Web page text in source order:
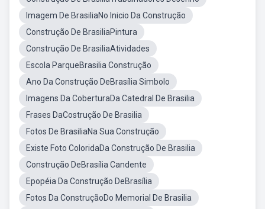
Imagem De BrasiliaNo Inicio Da Construção
Construção De BrasiliaPintura
Construção De BrasiliaAtividades
Escola ParqueBrasilia Construção
Ano Da Construção DeBrasília Simbolo
Imagens Da CoberturaDa Catedral De Brasilia
Frases DaCostrução De Brasilia
Fotos De BrasiliaNa Sua Construção
Existe Foto ColoridaDa Construção De Brasilia
Construção DeBrasília Candente
Epopéia Da Construção DeBrasília
Fotos Da ConstruçãoDo Memorial De Brasilia